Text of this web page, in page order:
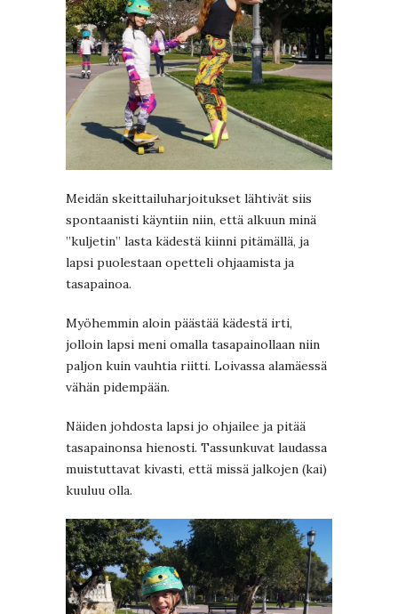
Meidän skeittailuharjoitukset lähtivät siis
spontaanisti käyntiin niin, että alkuun minä
”kuljetin” lasta kädestä kiinni pitämällä, ja
lapsi puolestaan opetteli ohjaamista ja
tasapainoa.
Myöhemmin aloin päästää kädestä irti,
jolloin lapsi meni omalla tasapainollaan niin
paljon kuin vauhtia riitti. Loivassa alamäessä
vähän pidempään.
Näiden johdosta lapsi jo ohjailee ja pitää
tasapainonsa hienosti. Tassunkuvat laudassa
muistuttavat kivasti, että missä jalkojen (kai)
kuuluu olla.